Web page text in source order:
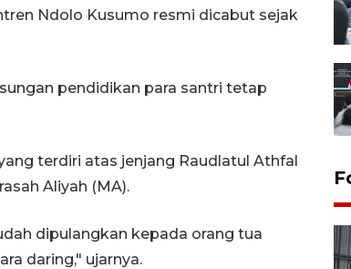
Ndolo Kusumo resmi dicabut sejak
pendidikan para santri tetap
terdiri atas jenjang Raudlatul Athfal
Aliyah (MA).
dipulangkan kepada orang tua
daring," ujarnya.